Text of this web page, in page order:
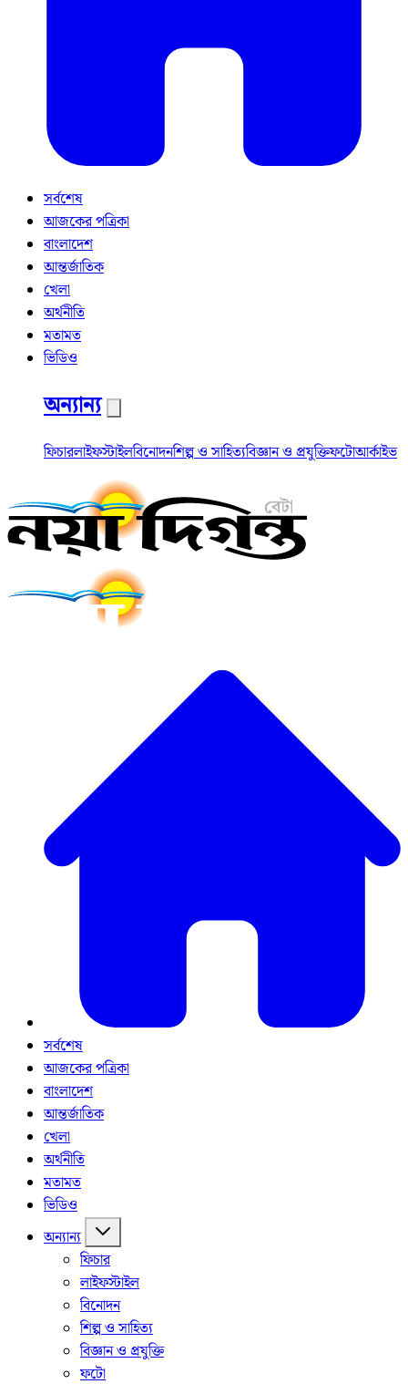
সর্বশেষ
আজকের পত্রিকা
বাংলাদেশ
আন্তর্জাতিক
খেলা
অর্থনীতি
মতামত
ভিডিও
অন্যান্য
ফিচারলাইফস্টাইলবিনোদনশিল্প ও সাহিত্যবিজ্ঞান ও প্রযুক্তিফটোআর্কাইভ
সর্বশেষ
আজকের পত্রিকা
বাংলাদেশ
আন্তর্জাতিক
খেলা
অর্থনীতি
মতামত
ভিডিও
অন্যান্য
ফিচার
লাইফস্টাইল
বিনোদন
শিল্প ও সাহিত্য
বিজ্ঞান ও প্রযুক্তি
ফটো